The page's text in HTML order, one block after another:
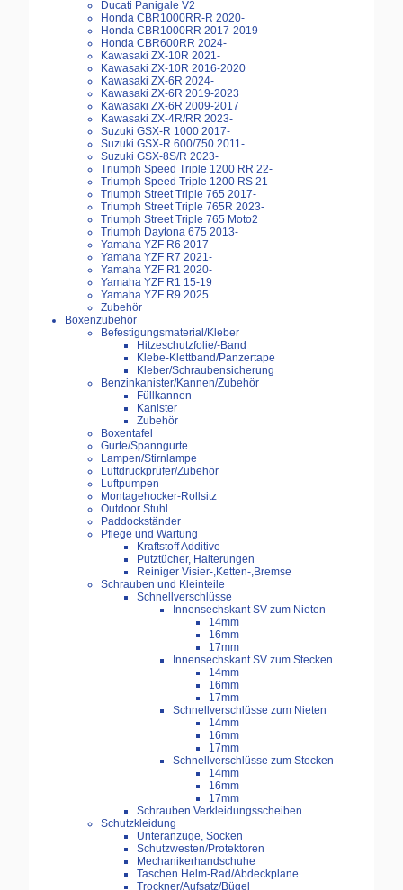
Ducati Panigale V2
Honda CBR1000RR-R 2020-
Honda CBR1000RR 2017-2019
Honda CBR600RR 2024-
Kawasaki ZX-10R 2021-
Kawasaki ZX-10R 2016-2020
Kawasaki ZX-6R 2024-
Kawasaki ZX-6R 2019-2023
Kawasaki ZX-6R 2009-2017
Kawasaki ZX-4R/RR 2023-
Suzuki GSX-R 1000 2017-
Suzuki GSX-R 600/750 2011-
Suzuki GSX-8S/R 2023-
Triumph Speed Triple 1200 RR 22-
Triumph Speed Triple 1200 RS 21-
Triumph Street Triple 765 2017-
Triumph Street Triple 765R 2023-
Triumph Street Triple 765 Moto2
Triumph Daytona 675 2013-
Yamaha YZF R6 2017-
Yamaha YZF R7 2021-
Yamaha YZF R1 2020-
Yamaha YZF R1 15-19
Yamaha YZF R9 2025
Zubehör
Boxenzubehör
Befestigungsmaterial/Kleber
Hitzeschutzfolie/-Band
Klebe-Klettband/Panzertape
Kleber/Schraubensicherung
Benzinkanister/Kannen/Zubehör
Füllkannen
Kanister
Zubehör
Boxentafel
Gurte/Spanngurte
Lampen/Stirnlampe
Luftdruckprüfer/Zubehör
Luftpumpen
Montagehocker-Rollsitz
Outdoor Stuhl
Paddockständer
Pflege und Wartung
Kraftstoff Additive
Putztücher, Halterungen
Reiniger Visier-,Ketten-,Bremse
Schrauben und Kleinteile
Schnellverschlüsse
Innensechskant SV zum Nieten
14mm
16mm
17mm
Innensechskant SV zum Stecken
14mm
16mm
17mm
Schnellverschlüsse zum Nieten
14mm
16mm
17mm
Schnellverschlüsse zum Stecken
14mm
16mm
17mm
Schrauben Verkleidungsscheiben
Schutzkleidung
Unteranzüge, Socken
Schutzwesten/Protektoren
Mechanikerhandschuhe
Taschen Helm-Rad/Abdeckplane
Trockner/Aufsatz/Bügel